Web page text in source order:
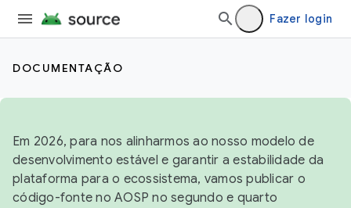
Fazer login
DOCUMENTAÇÃO
Em 2026, para nos alinharmos ao nosso modelo de
desenvolvimento estável e garantir a estabilidade da
plataforma para o ecossistema, vamos publicar o
código-fonte no AOSP no segundo e quarto